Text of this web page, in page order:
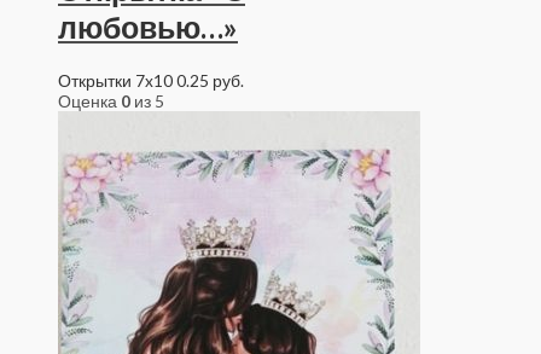
любовью…»
Открытки 7x100.25 руб.
Оценка 0 из 5